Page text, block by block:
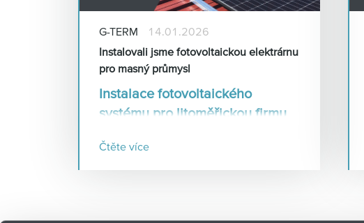
G-TERM
14.01.2026
Instalovali jsme fotovoltaickou elektrárnu
pro masný průmysl
Instalace fotovoltaického
systému pro litoměřickou firmu
Čtěte více